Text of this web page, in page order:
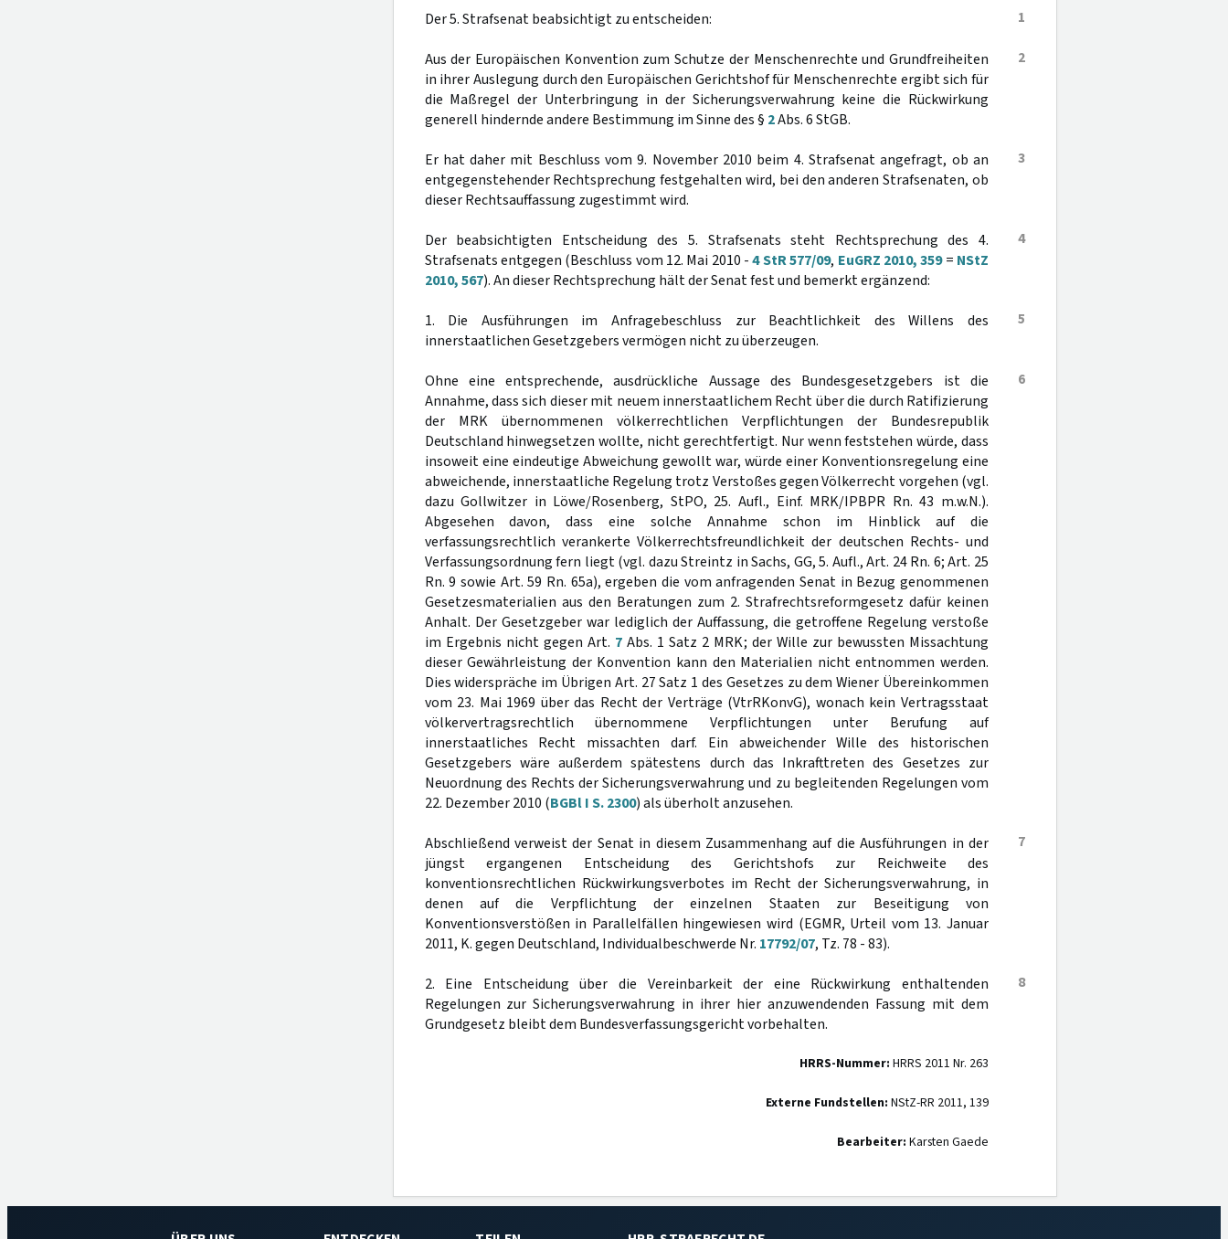
1
Der 5. Strafsenat beabsichtigt zu entscheiden:
2
Aus der Europäischen Konvention zum Schutze der Menschenrechte und Grundfreiheiten
in ihrer Auslegung durch den Europäischen Gerichtshof für Menschenrechte ergibt sich für
die Maßregel der Unterbringung in der Sicherungsverwahrung keine die Rückwirkung
generell hindernde andere Bestimmung im Sinne des § 2Abs. 6 StGB.
3
Er hat daher mit Beschluss vom 9. November 2010 beim 4. Strafsenat angefragt, ob an
entgegenstehender Rechtsprechung festgehalten wird, bei den anderen Strafsenaten, ob
dieser Rechtsauffassung zugestimmt wird.
4
Der beabsichtigten Entscheidung des 5. Strafsenats steht Rechtsprechung des 4.
Strafsenats entgegen (Beschluss vom 12. Mai 2010 -4 StR 577/09, EuGRZ 2010, 359= NStZ
2010, 567). An dieser Rechtsprechung hält der Senat fest und bemerkt ergänzend:
5
1. Die Ausführungen im Anfragebeschluss zur Beachtlichkeit des Willens des
innerstaatlichen Gesetzgebers vermögen nicht zu überzeugen.
6
Ohne eine entsprechende, ausdrückliche Aussage des Bundesgesetzgebers ist die
Annahme, dass sich dieser mit neuem innerstaatlichem Recht über die durch Ratifizierung
der MRK übernommenen völkerrechtlichen Verpflichtungen der Bundesrepublik
Deutschland hinwegsetzen wollte, nicht gerechtfertigt. Nur wenn feststehen würde, dass
insoweit eine eindeutige Abweichung gewollt war, würde einer Konventionsregelung eine
abweichende, innerstaatliche Regelung trotz Verstoßes gegen Völkerrecht vorgehen (vgl.
dazu Gollwitzer in Löwe/Rosenberg, StPO, 25. Aufl., Einf. MRK/IPBPR Rn. 43 m.w.N.).
Abgesehen davon, dass eine solche Annahme schon im Hinblick auf die
verfassungsrechtlich verankerte Völkerrechtsfreundlichkeit der deutschen Rechts- und
Verfassungsordnung fern liegt (vgl. dazu Streintz in Sachs, GG, 5. Aufl., Art. 24 Rn. 6; Art. 25
Rn. 9 sowie Art. 59 Rn. 65a), ergeben die vom anfragenden Senat in Bezug genommenen
Gesetzesmaterialien aus den Beratungen zum 2. Strafrechtsreformgesetz dafür keinen
Anhalt. Der Gesetzgeber war lediglich der Auffassung, die getroffene Regelung verstoße
im Ergebnis nicht gegen Art. 7 Abs. 1 Satz 2 MRK; der Wille zur bewussten Missachtung
dieser Gewährleistung der Konvention kann den Materialien nicht entnommen werden.
Dies widerspräche im Übrigen Art. 27 Satz 1 des Gesetzes zu dem Wiener Übereinkommen
vom 23. Mai 1969 über das Recht der Verträge (VtrRKonvG), wonach kein Vertragsstaat
völkervertragsrechtlich übernommene Verpflichtungen unter Berufung auf
innerstaatliches Recht missachten darf. Ein abweichender Wille des historischen
Gesetzgebers wäre außerdem spätestens durch das Inkrafttreten des Gesetzes zur
Neuordnung des Rechts der Sicherungsverwahrung und zu begleitenden Regelungen vom
22. Dezember 2010 (BGBl I S. 2300) als überholt anzusehen.
7
Abschließend verweist der Senat in diesem Zusammenhang auf die Ausführungen in der
jüngst ergangenen Entscheidung des Gerichtshofs zur Reichweite des
konventionsrechtlichen Rückwirkungsverbotes im Recht der Sicherungsverwahrung, in
denen auf die Verpflichtung der einzelnen Staaten zur Beseitigung von
Konventionsverstößen in Parallelfällen hingewiesen wird (EGMR, Urteil vom 13. Januar
2011, K. gegen Deutschland, Individualbeschwerde Nr. 17792/07, Tz. 78 - 83).
8
2. Eine Entscheidung über die Vereinbarkeit der eine Rückwirkung enthaltenden
Regelungen zur Sicherungsverwahrung in ihrer hier anzuwendenden Fassung mit dem
Grundgesetz bleibt dem Bundesverfassungsgericht vorbehalten.
HRRS-Nummer: HRRS 2011 Nr. 263
Externe Fundstellen: NStZ-RR 2011, 139
Bearbeiter: Karsten Gaede